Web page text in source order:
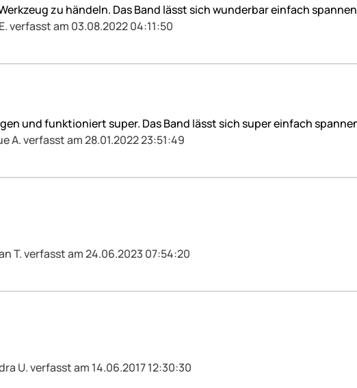
zu händeln. Das Band lässt sich wunderbar einfach
verfasst am 03.08.2022 04:11:50
und funktioniert super. Das Band lässt sich super einfach
A.verfasst am 28.01.2022 23:51:49
T.verfasst am 24.06.2023 07:54:20
U.verfasst am 14.06.2017 12:30:30